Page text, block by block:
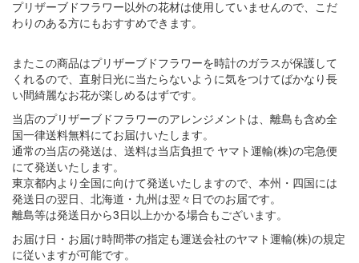
プリザーブドフラワー以外の花材は使用していませんので、こだ
わりのある方にもおすすめできます。
またこの商品はプリザーブドフラワーを時計のガラスが保護して
くれるので、直射日光に当たらないように気をつけてばかなり長
い間綺麗なお花が楽しめるはずです。
当店のプリザーブドフラワーのアレンジメントは、離島も含め全
国一律送料無料にてお届けいたします。
通常の当店の発送は、送料は当店負担で ヤマト運輸(株)の宅急便
にて発送いたします。
東京都内より全国に向けて発送いたしますので、本州・四国には
発送日の翌日、北海道・九州は翌々日でのお届です。
離島等は発送日から3日以上かかる場合もございます。
お届け日・お届け時間帯の指定も運送会社のヤマト運輸(株)の規定
に従いますが可能です。